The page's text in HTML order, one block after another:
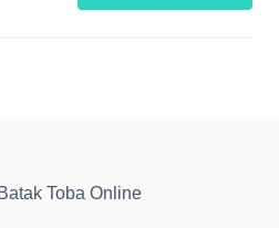
Toba Online